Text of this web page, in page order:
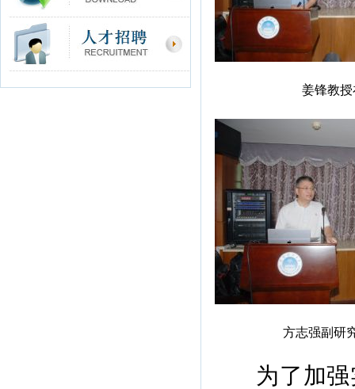
姜锋教
方志强副研
为了加强实